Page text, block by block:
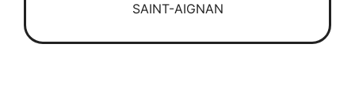
SAINT-AIGNAN